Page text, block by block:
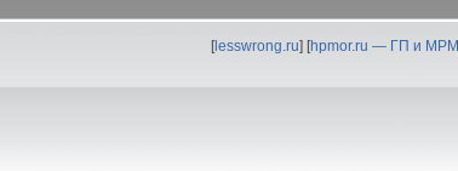
[lesswrong.ru] [hpmor.ru — ГП и МРМ